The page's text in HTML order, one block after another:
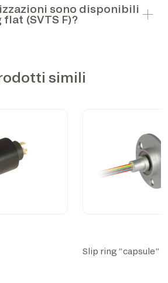
sono disponibili
(SVTS F)?
simili
Slip ring “capsule”